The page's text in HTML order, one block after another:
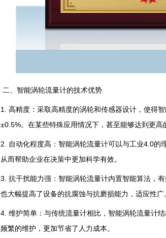
二、智能涡轮流量计的技术优势
1. 高精度：采取高精度的涡轮和传感器设计，使得
±0.5%。在某些特殊应用情况下，甚至能够达到更高
2. 自动化程度高：智能涡轮流量计可以与工业4.0的
从而帮助企业在决策中更加科学有效。
3. 抗干扰能力强：智能涡轮流量计内置智能算法，
也大幅提高了设备的抗腐蚀与抗磨损能力，适应性广
4. 维护简单：与传统流量计相比，智能涡轮流量计
频繁的维护，更加节省了人力成本。